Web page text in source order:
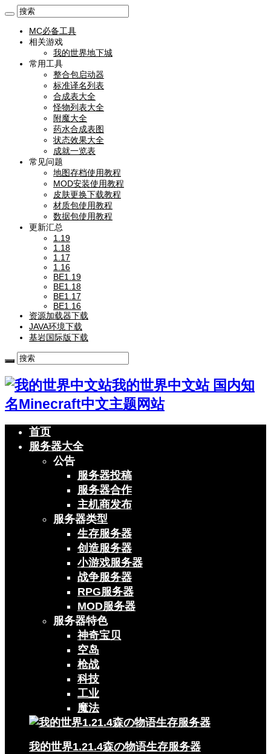
MC必备工具
相关游戏
我的世界地下城
常用工具
整合包启动器
标准译名列表
合成表大全
怪物列表大全
附魔大全
药水合成表图
状态效果大全
成就一览表
常见问题
地图存档使用教程
MOD安装使用教程
皮肤更换下载教程
材质包使用教程
数据包使用教程
更新汇总
1.19
1.18
1.17
1.16
BE1.19
BE1.18
BE1.17
BE1.16
资源加载器下载
JAVA环境下载
基岩国际版下载
我的世界中文站 国内知
名Minecraft中文主题网站
首页
服务器大全
公告
服务器投稿
服务器合作
主机商发布
服务器类型
生存服务器
创造服务器
小游戏服务器
战争服务器
RPG服务器
MOD服务器
服务器特色
神奇宝贝
空岛
枪战
科技
工业
魔法
我的世界1.21.4森の物语生存服务器